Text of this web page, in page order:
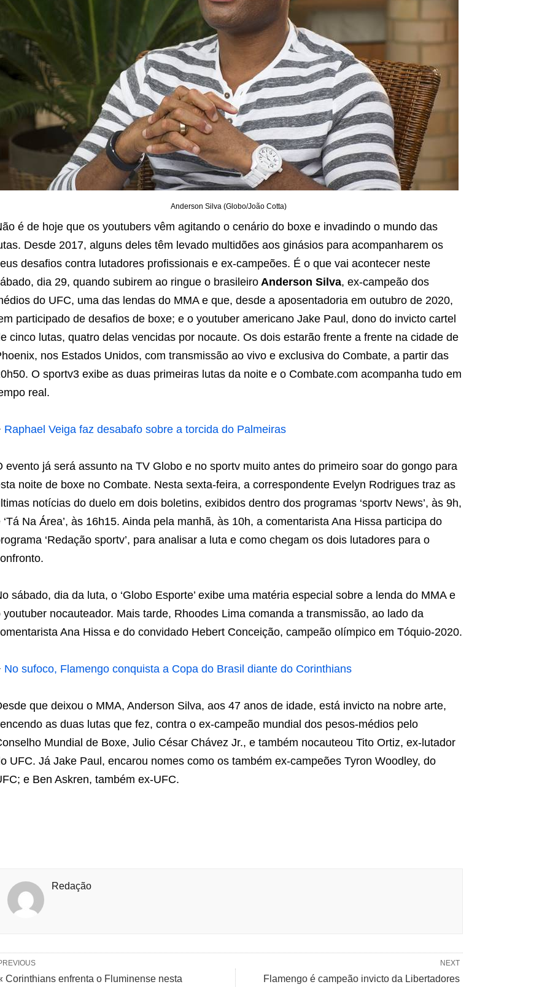
Anderson Silva (Globo/João Cotta)
é de hoje que os youtubers vêm agitando o cenário do boxe e invadindo o mundo das
Desde 2017, alguns deles têm levado multidões aos ginásios para acompanharem os
desafios contra lutadores profissionais e ex-campeões. É o que vai acontecer neste
dia 29, quando subirem ao ringue o brasileiroAnderson Silva, ex-campeão dos
do UFC, uma das lendas do MMA e que, desde a aposentadoria em outubro de 2020,
participado de desafios de boxe; e o youtuber americano Jake Paul, dono do invicto cartel
cinco lutas, quatro delas vencidas por nocaute. Os dois estarão frente a frente na cidade de
nos Estados Unidos, com transmissão ao vivo e exclusiva do Combate, a partir das
O sportv3 exibe as duas primeiras lutas da noite e o Combate.com acompanha tudo em
real.
Raphael Veiga faz desabafo sobre a torcida do Palmeiras
evento já será assunto na TV Globo e no sportv muito antes do primeiro soar do gongo para
noite de boxe no Combate. Nesta sexta-feira, a correspondente Evelyn Rodrigues traz as
notícias do duelo em dois boletins, exibidos dentro dos programas ‘sportv News’, às 9h,
‘Tá Na Área’, às 16h15. Ainda pela manhã, às 10h, a comentarista Ana Hissa participa do
‘Redação sportv’, para analisar a luta e como chegam os dois lutadores para o
sábado, dia da luta, o ‘Globo Esporte’ exibe uma matéria especial sobre a lenda do MMA e
youtuber nocauteador. Mais tarde, Rhoodes Lima comanda a transmissão, ao lado da
Ana Hissa e do convidado Hebert Conceição, campeão olímpico em Tóquio-2020.
No sufoco, Flamengo conquista a Copa do Brasil diante do Corinthians
que deixou o MMA, Anderson Silva, aos 47 anos de idade, está invicto na nobre arte,
as duas lutas que fez, contra o ex-campeão mundial dos pesos-médios pelo
Mundial de Boxe, Julio César Chávez Jr., e também nocauteou Tito Ortiz, ex-lutador
UFC. Já Jake Paul, encarou nomes como os também ex-campeões Tyron Woodley, do
e Ben Askren, também ex-UFC.
Redação
NEXT
Flamengo é campeão invicto da Libertadores
Corinthians enfrenta o Fluminense nesta